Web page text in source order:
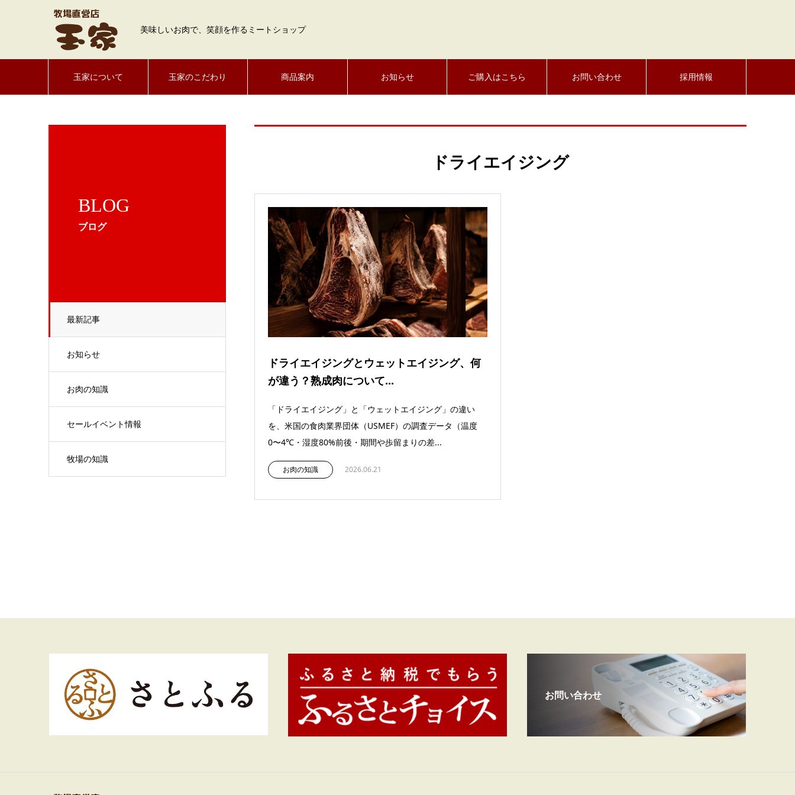
美味しいお肉で、笑顔を作るミートショップ
玉家について 玉家のこだわり 商品案内 お知らせ ご購入はこちら お問い合わせ 採用情報
BLOG
ブログ
最新記事
お知らせ
お肉の知識
セールイベント情報
牧場の知識
ドライエイジング
ドライエイジングとウェットエイジング、何
が違う？熟成肉について...
「ドライエイジング」と「ウェットエイジング」の違い
を、米国の食肉業界団体（USMEF）の調査データ（温度
0〜4℃・湿度80%前後・期間や歩留まりの差...
お肉の知識 2026.06.21
お問い合わせ